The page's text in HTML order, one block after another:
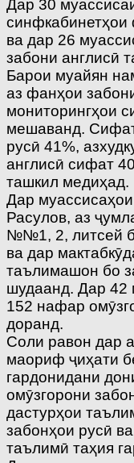
Дар 30
ва дар 26
забони англисӣ
Барои муайян
аз фанҳои
мониторингҳои
мешаванд.
русӣ 41%,
англисӣ сифат
ташкил медиҳад.
Дар
Расулов, аз
№№1, 2, литсей
ва дар
таълимашон бо
шудаанд. Дар 42
152 нафар
доранд.
Соли равон дар
маориф ҷиҳати
гардонидани
омӯзгорони
дастурҳои
забонҳои русӣ
таълимӣ таҳия